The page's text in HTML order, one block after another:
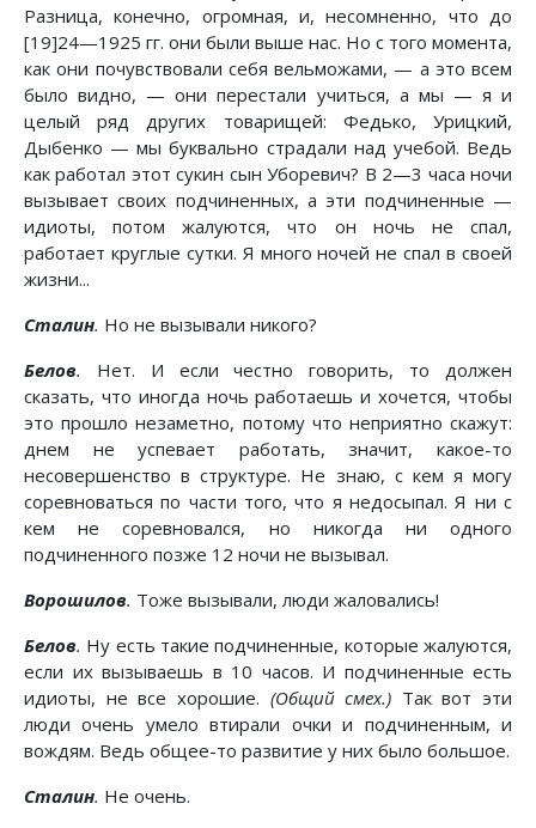
Разница, конечно, огромная, и, несомненно, что до
[19]24—1925 гг. они были выше нас. Но с того момента,
как они почувствовали себя вельможами, — а это всем
было видно, — они перестали учиться, а мы — я и
целый ряд других товарищей: Федько, Урицкий,
Дыбенко — мы буквально страдали над учебой. Ведь
как работал этот сукин сын Уборевич? В 2—3 часа ночи
вызывает своих подчиненных, а эти подчиненные —
идиоты, потом жалуются, что он ночь не спал,
работает круглые сутки. Я много ночей не спал в своей
жизни...
Сталин. Но не вызывали никого?
Белов. Нет. И если честно говорить, то должен
сказать, что иногда ночь работаешь и хочется, чтобы
это прошло незаметно, потому что неприятно скажут:
днем не успевает работать, значит, какое-то
несовершенство в структуре. Не знаю, с кем я могу
соревноваться по части того, что я недосыпал. Я ни с
кем не соревновался, но никогда ни одного
подчиненного позже 12 ночи не вызывал.
Ворошилов. Тоже вызывали, люди жаловались!
Белов. Ну есть такие подчиненные, которые жалуются,
если их вызываешь в 10 часов. И подчиненные есть
идиоты, не все хорошие. (Общий смех.) Так вот эти
люди очень умело втирали очки и подчиненным, и
вождям. Ведь общее-то развитие у них было большое.
Сталин. Не очень.